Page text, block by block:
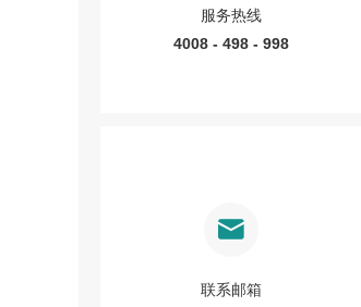
服务热线
4008 - 498 - 998
联系邮箱